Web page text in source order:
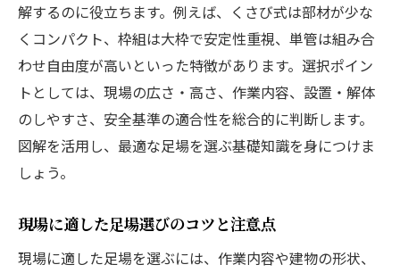
解するのに役立ちます。例えば、くさび式は部材が少な
くコンパクト、枠組は大枠で安定性重視、単管は組み合
わせ自由度が高いといった特徴があります。選択ポイン
トとしては、現場の広さ・高さ、作業内容、設置・解体
のしやすさ、安全基準の適合性を総合的に判断します。
図解を活用し、最適な足場を選ぶ基礎知識を身につけま
しょう。
現場に適した足場選びのコツと注意点
現場に適した足場を選ぶには、作業内容や建物の形状、